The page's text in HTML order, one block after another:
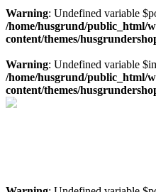
Warning: Undefined variable
/home/husgrund/public_html/
content/themes/
Warning: Undefined variable
/home/husgrund/public_html/
content/themes/